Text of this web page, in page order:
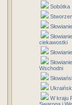
Sobótka
Słowianie
ciekawostki
Słowianie
Wschodni
W kraju